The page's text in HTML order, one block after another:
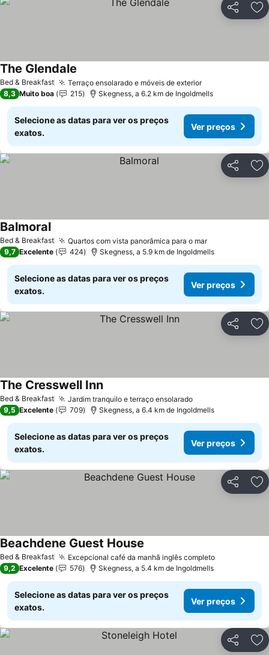
Partilhar
Bed & Breakfast Terraço ensolarado e móveis de exteriorVer preços
The Glendale
8,3 Muito boa 215 Skegness, a 6.2 km de Ingoldmells
Selecione as datas para ver os preços
exatos.
Ver preços
Partilhar
Bed & Breakfast Quartos com vista panorâmica para o marVer preços
BalmoralVer preços
9,7 Excelente 424 Skegness, a 5.9 km de Ingoldmells
Selecione as datas para ver os preços
exatos.
Ver preços
Partilhar
Bed & Breakfast Jardim tranquilo e terraço ensolaradoVer preços
The Cresswell InnVer preços
9,5 Excelente 709 Skegness, a 6.4 km de Ingoldmells
Selecione as datas para ver os preços
exatos.
Ver preços
Partilhar
Bed & Breakfast Excepcional café da manhã inglês completoVer preços
Beachdene Guest House
9,2 Excelente 576 Skegness, a 5.4 km de Ingoldmells
Selecione as datas para ver os preços
exatos.
Ver preços
Partilhar